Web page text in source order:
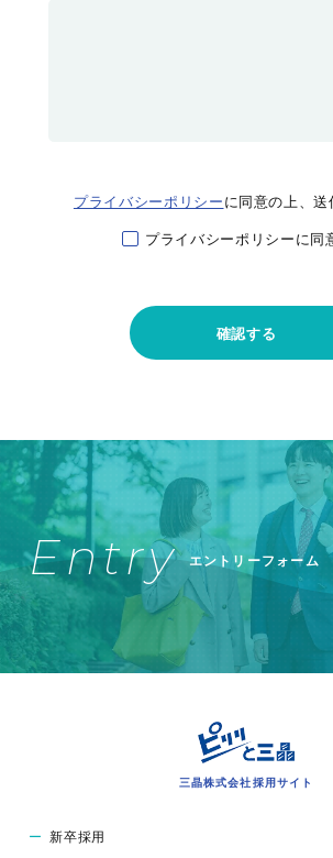
プライバシーポリシーに同意の上、送
プライバシーポリシーに同
確認する
Entry エントリーフォーム
三晶株式会社採用サイト
新卒採用